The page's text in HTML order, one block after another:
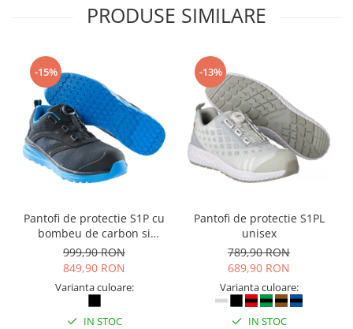
PRODUSE SIMILARE
-15%
Pantofi de protectie S1P cu
bombeu de carbon si
inchidere BOAÂ® Fit
999,90 RON
849,90 RON
Varianta culoare:
IN STOC
-13%
Pantofi de protectie S1PL
unisex
789,90 RON
689,90 RON
Varianta culoare:
IN STOC